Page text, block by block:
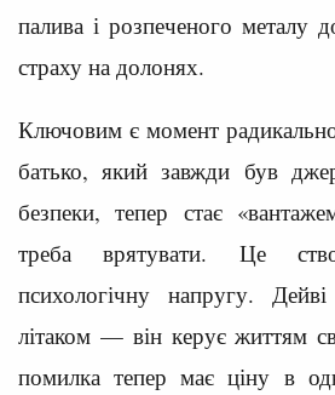
палива і розпеченого металу
страху на долонях.
Ключовим є момент
батько, який завжди був
безпеки, тепер стає
треба врятувати. Це
психологічну напругу.
літаком — він керує життям
помилка тепер має ціну в